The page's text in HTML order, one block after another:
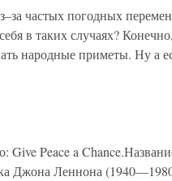
частых погодных
в таких случаях?
народные приметы. Ну а
Peace a
Джона Леннона